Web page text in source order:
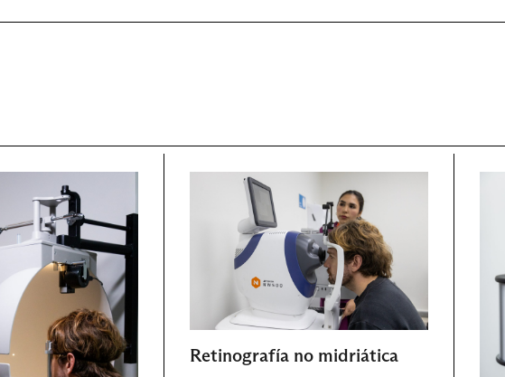
Retinografía no midriática